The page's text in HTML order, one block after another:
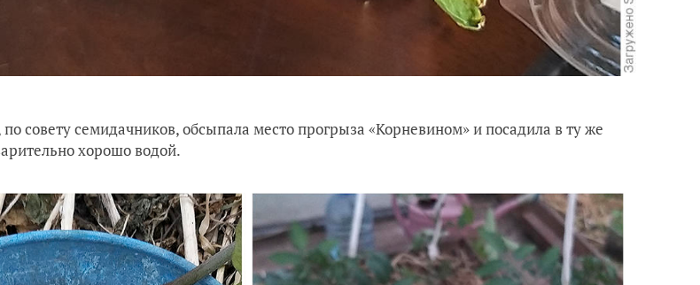
совету семидачников, обсыпала место прогрыза «Корневином» и посадила в ту же
хорошо водой.